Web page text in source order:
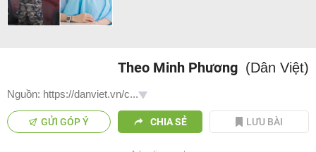
Theo Minh Phương (Dân Việt)
Nguồn: https://danviet.vn/c...
GỬI GÓP Ý CHIA SẺ LƯU BÀI